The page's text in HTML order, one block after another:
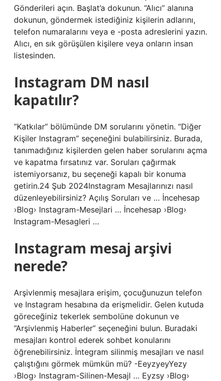
Gönderileri açın. Başlat’a dokunun. “Alıcı” alanına
dokunun, göndermek istediğiniz kişilerin adlarını,
telefon numaralarını veya e -posta adreslerini yazın.
Alıcı, en sık görüşülen kişilere veya onların insan
listesinden.
Instagram DM nasıl
kapatılır?
“Katkılar” bölümünde DM sorularını yönetin. “Diğer
Kişiler Instagram” seçeneğini bulabilirsiniz. Burada,
tanımadığınız kişilerden gelen haber sorularını açma
ve kapatma fırsatınız var. Soruları çağırmak
istemiyorsanız, bu seçeneği kapalı bir konuma
getirin.24 Şub 2024Instagram Mesajlarınızı nasıl
düzenleyebilirsiniz? Açılış Soruları ve … İncehesap
›Blog› Instagram-Mesejlari … İncehesap ›Blog›
Instagram-Mesagleri …
Instagram mesaj arşivi
nerede?
Arşivlenmiş mesajlara erişim, çocuğunuzun telefon
ve Instagram hesabına da erişmelidir. Gelen kutuda
göreceğiniz tekerlek sembolüne dokunun ve
“Arşivlenmiş Haberler” seçeneğini bulun. Buradaki
mesajları kontrol ederek sohbet konularını
öğrenebilirsiniz. İntegram silinmiş mesajları ve nasıl
çalıştığını görmek mümkün mü? -EeyzyeyYezy
›Blog› Instagram-Silinen-Mesajl … Eyzsy ›Blog›